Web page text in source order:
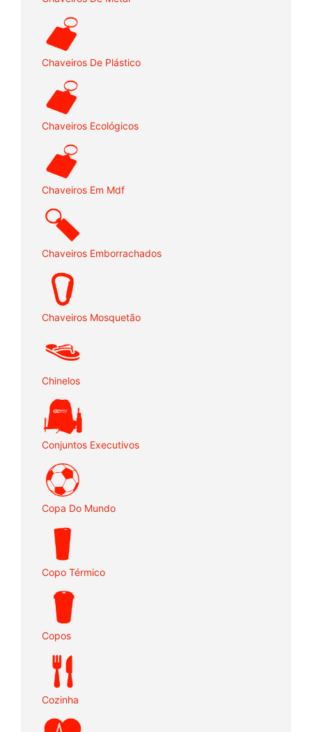
Chaveiros De Plástico
Chaveiros Ecológicos
Chaveiros Em Mdf
Chaveiros Emborrachados
Chaveiros Mosquetão
Chinelos
Conjuntos Executivos
Copa Do Mundo
Copo Térmico
Copos
Cozinha